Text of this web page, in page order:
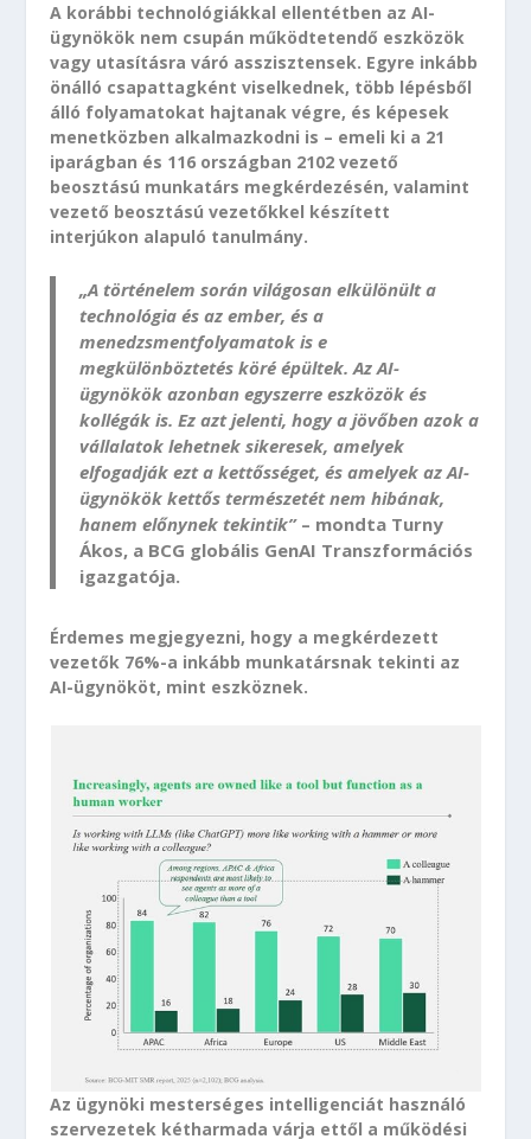
A korábbi technológiákkal ellentétben az AI-
ügynökök nem csupán működtetendő eszközök
vagy utasításra váró asszisztensek. Egyre inkább
önálló csapattagként viselkednek, több lépésből
álló folyamatokat hajtanak végre, és képesek
menetközben alkalmazkodni is – emeli ki a 21
iparágban és 116 országban 2102 vezető
beosztású munkatárs megkérdezésén, valamint
vezető beosztású vezetőkkel készített
interjúkon alapuló tanulmány.
„A történelem során világosan elkülönült a
technológia és az ember, és a
menedzsmentfolyamatok is e
megkülönböztetés köré épültek. Az AI-
ügynökök azonban egyszerre eszközök és
kollégák is. Ez azt jelenti, hogy a jövőben azok a
vállalatok lehetnek sikeresek, amelyek
elfogadják ezt a kettősséget, és amelyek az AI-
ügynökök kettős természetét nem hibának,
hanem előnynek tekintik” – mondta Turny
Ákos, a BCG globális GenAI Transzformációs
igazgatója.
Érdemes megjegyezni, hogy a megkérdezett
vezetők 76%-a inkább munkatársnak tekinti az
AI-ügynököt, mint eszköznek.
Az ügynöki mesterséges intelligenciát használó
szervezetek kétharmada várja ettől a működési